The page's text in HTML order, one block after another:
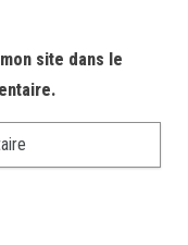
site dans le